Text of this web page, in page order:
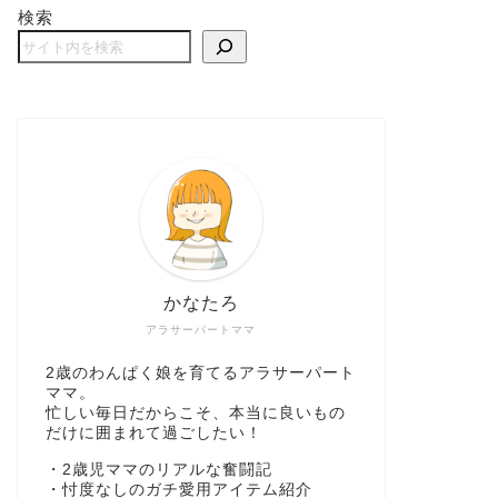
検索
アラサーパートママ
かなたろ
2歳のわんぱく娘を育てるアラサーパート
ママ。
忙しい毎日だからこそ、本当に良いもの
だけに囲まれて過ごしたい！
・2歳児ママのリアルな奮闘記
・忖度なしのガチ愛用アイテム紹介